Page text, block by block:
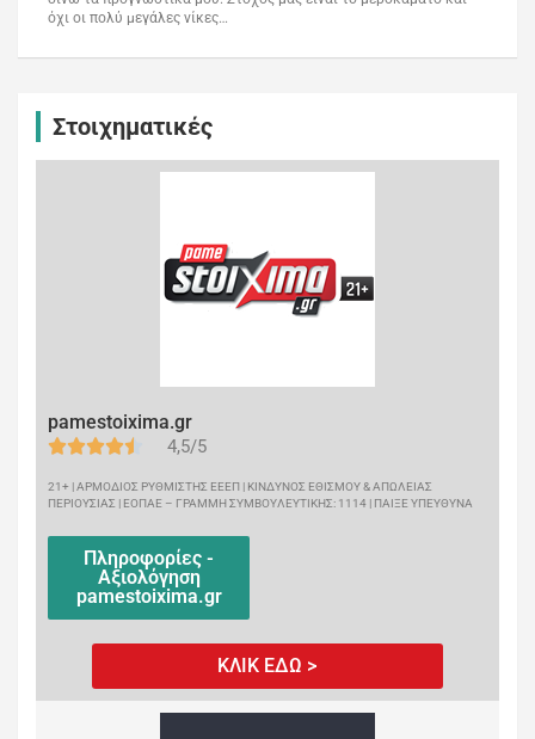
όχι οι πολύ μεγάλες νίκες…
Στοιχηματικές
pamestoixima.gr
4,5/5
21+ | ΑΡΜΟΔΙΟΣ ΡΥΘΜΙΣΤΗΣ ΕΕΕΠ | ΚΙΝΔΥΝΟΣ ΕΘΙΣΜΟΥ & ΑΠΩΛΕΙΑΣ
ΠΕΡΙΟΥΣΙΑΣ | ΕΟΠΑΕ – ΓΡΑΜΜΗ ΣΥΜΒΟΥΛΕΥΤΙΚΗΣ: 1114 | ΠΑΙΞΕ ΥΠΕΥΘΥΝΑ
Πληροφορίες -
Αξιολόγηση
pamestoixima.gr
ΚΛΙΚ ΕΔΩ >